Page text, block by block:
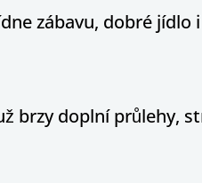
zábavu, dobré jídlo
brzy doplní průlehy,